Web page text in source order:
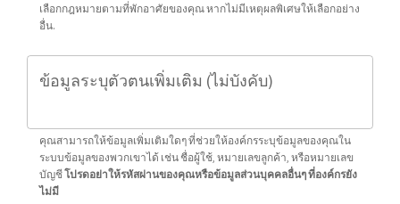
เลือกกฎหมายตามที่พักอาศัยของคุณ หากไม่มีเหตุผลพิเศษให้เลือกอย่าง
อื่น.
ข้อมูลระบุตัวตนเพิ่มเติม (ไม่บังคับ)
คุณสามารถให้ข้อมูลเพิ่มเติมใดๆ ที่ช่วยให้องค์กรระบุข้อมูลของคุณใน
ระบบข้อมูลของพวกเขาได้ เช่น ชื่อผู้ใช้, หมายเลขลูกค้า, หรือหมายเลข
บัญชีโปรดอย่าให้รหัสผ่านของคุณหรือข้อมูลส่วนบุคคลอื่นๆ ที่องค์กรยัง
ไม่มี